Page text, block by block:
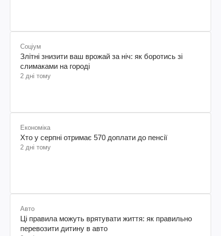
Соціум
Злітні знизити ваш врожай за ніч: як боротись зі
слимаками на городі
2 дні тому
Економіка
Хто у серпні отримає 570 доплати до пенсії
2 дні тому
Авто
Ці правила можуть врятувати життя: як правильно
перевозити дитину в авто